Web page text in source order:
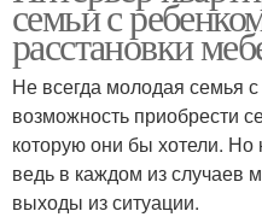
семьи с
расстановки
Не всегда молодая семья
возможность приобрести
которую они бы хотели. Но
ведь в каждом из случаев
выходы из ситуации.